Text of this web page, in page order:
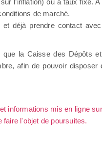
l’inflation) ou à taux fixe. A
de marché.
et déjà prendre contact
la Caisse des Dépôts
afin de pouvoir disposer
informations mis en ligne
l'objet de poursuites.